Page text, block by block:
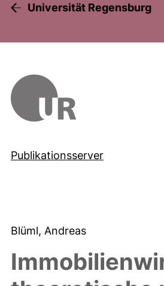
Universität Regensburg
Publikationsserver
Blüml, Andreas